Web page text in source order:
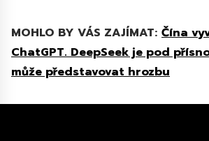
MOHLO BY VÁS ZAJÍMAT: Čína
ChatGPT. DeepSeek je pod
může představovat hrozbu